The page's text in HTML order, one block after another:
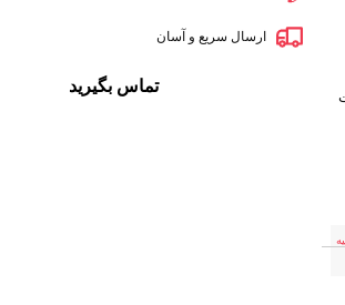
ارسال سریع و آسان
تماس بگیرید